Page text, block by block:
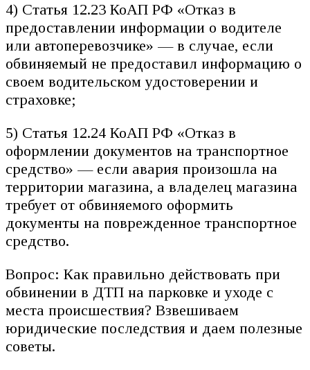
4) Статья 12.23 КоАП РФ «Отказ в
предоставлении информации о водителе
или автоперевозчике» — в случае, если
обвиняемый не предоставил информацию о
своем водительском удостоверении и
страховке;
5) Статья 12.24 КоАП РФ «Отказ в
оформлении документов на транспортное
средство» — если авария произошла на
территории магазина, а владелец магазина
требует от обвиняемого оформить
документы на поврежденное транспортное
средство.
Вопрос: Как правильно действовать при
обвинении в ДТП на парковке и уходе с
места происшествия? Взвешиваем
юридические последствия и даем полезные
советы.